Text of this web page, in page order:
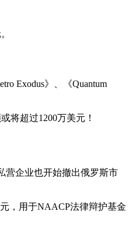
Exodus》、《Quantum
将超过1200万美元！
营企业也开始撤出俄罗斯市
，用于NAACP法律辩护基金